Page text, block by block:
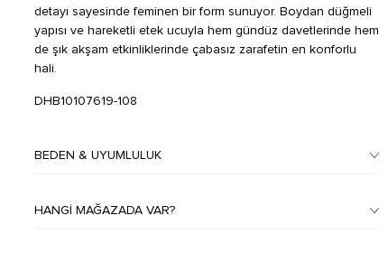
detayı sayesinde feminen bir form sunuyor. Boydan düğmeli
yapısı ve hareketli etek ucuyla hem gündüz davetlerinde hem
de şık akşam etkinliklerinde çabasız zarafetin en konforlu
hali.
DHB10107619-108
BEDEN & UYUMLULUK
HANGI MAĞAZADA VAR?